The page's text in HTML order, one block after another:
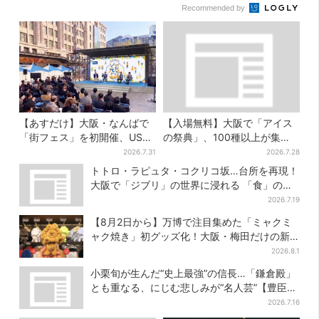
Recommended by
【あすだけ】大阪・なんばで
「街フェス」を初開催、USJ
ステージ＆豪華ゲストのトー
クショーも！参加無料で
2026.7.31
【入場無料】大阪で「アイス
の祭典」、100種以上が集
結！グッズ＆タダ券が当たる
巨大ガチャも
2026.7.28
トトロ・ラピュタ・コクリコ坂…台所を再現！
大阪で「ジブリ」の世界に浸れる 「食」の展
2026.7.19
【8月2日から】万博で注目集めた「ミャクミ
ャク焼き」初グッズ化！大阪・梅田だけの新
2026.8.1
小栗旬が生んだ“史上最強”の信長…「鎌倉殿」
とも重なる、にじむ悲しみが“名人芸”【豊臣兄
2026.7.16